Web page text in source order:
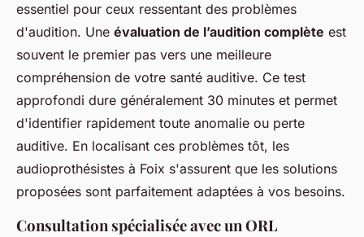
essentiel pour ceux ressentant des problèmes
d'audition. Une évaluation de l’audition complète est
souvent le premier pas vers une meilleure
compréhension de votre santé auditive. Ce test
approfondi dure généralement 30 minutes et permet
d'identifier rapidement toute anomalie ou perte
auditive. En localisant ces problèmes tôt, les
audioprothésistes à Foix s'assurent que les solutions
proposées sont parfaitement adaptées à vos besoins.
Consultation spécialisée avec un ORL